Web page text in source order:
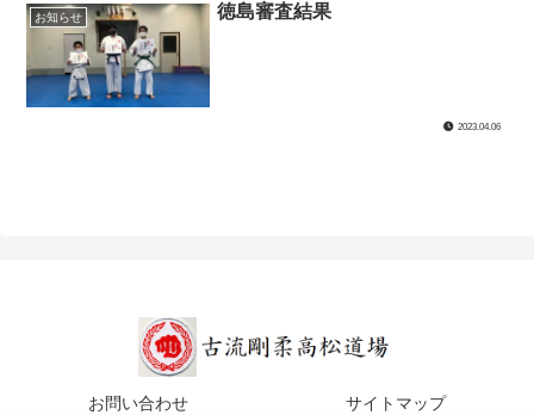
お知らせ 徳島審査結果
2023.04.06
お問い合わせ サイトマップ